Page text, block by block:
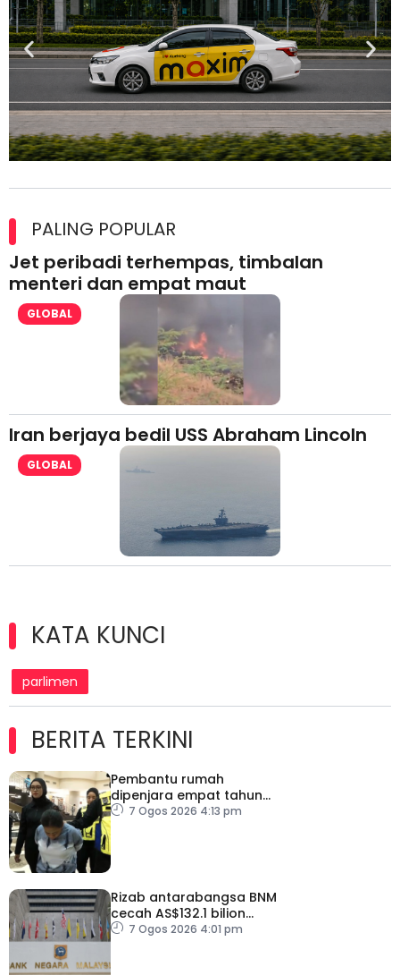
lesen separuh pertama 2026
PALING POPULAR
Jet peribadi terhempas, timbalan
menteri dan empat maut
GLOBAL
Iran berjaya bedil USS Abraham Lincoln
GLOBAL
KATA KUNCI
parlimen
BERITA TERKINI
Pembantu rumah
dipenjara empat tahun
abai kanak-kanak hingga
7 Ogos 2026 4:13 pm
Rizab antarabangsa BNM
cecah AS$132.1 bilion
setakat Julai
7 Ogos 2026 4:01 pm